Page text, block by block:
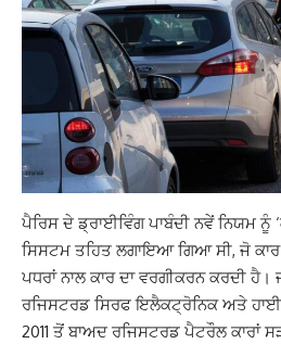
ਪੈਰਿਸ ਦੇ ਡ੍ਰਾਈਵਿੰਗ ਪਾਬੰਦੀ ਨਵੇਂ ਨਿਯਮ ਨੂੰ
ਸਿਸਟਮ ਤਹਿਤ ਲਗਾਇਆ ਗਿਆ ਸੀ, ਜੋ
ਪਧਰਾਂ ਨਾਲ ਕਾਰ ਦਾ ਵਰਗੀਕਰਨ ਕਰਦੀ
ਰਜਿਸਟਰਡ ਸਿਰਫ ਇਲੈਕਟ੍ਰੋਨਿਕ ਅਤੇ
2011 ਤੋਂ ਬਾਅਦ ਰਜਿਸਟਰਡ ਪੈਟਰੌਲ ਕਾਰਾਂ